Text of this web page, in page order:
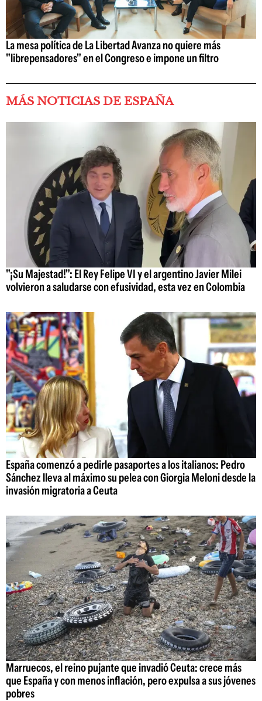
La mesa política de La Libertad Avanza no quiere más
"librepensadores" en el Congreso e impone un filtro
MÁS NOTICIAS DE ESPAÑA
"¡Su Majestad!": El Rey Felipe VI y el argentino Javier Milei
volvieron a saludarse con efusividad, esta vez en Colombia
España comenzó a pedirle pasaportes a los italianos: Pedro
Sánchez lleva al máximo su pelea con Giorgia Meloni desde la
invasión migratoria a Ceuta
Marruecos, el reino pujante que invadió Ceuta: crece más
que España y con menos inflación, pero expulsa a sus jóvenes
pobres